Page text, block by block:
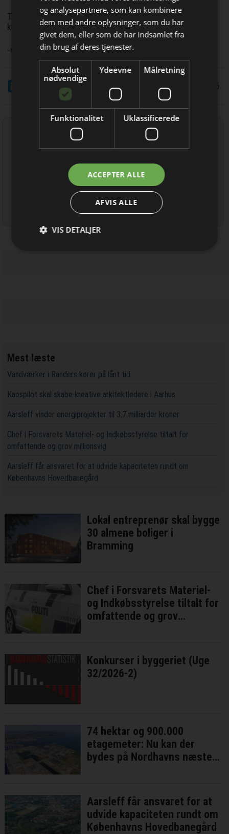
Bliv opdateret hver dag
Få de vigtigste nyheder om
byggebranchen
direkte i din indbakke
Jeg modtager allerede
nyhedsbrevet
Transaktionen er betinget af godkendelse fra relevante
konkurrencemyndigheder.
-dc
LinkedIn
Del 8/7 2026
Tilmeld nyhedsbrev
Indtast din e-mail-adresse herunder.
Læs mere om udsendelsestidspunkter og afmelding her
Mest læste
Vandværker i Randers kører på lånt tid
Kaospilot skal skabe kreative arkitektledere i Aarhus
Aarsleff vinder energiprojekter til 3,7 milliarder kroner
Chef i Forsvarets Materiel- og Indkøbsstyrelse tiltalt for
omfattende og grov millionsvig
Aarsleff får ansvaret for at udvide kapaciteten rundt om
Københavns Hovedbanegård
Lokal entreprenør skal bygge
30 almene boliger i
Bramming
Chef i Forsvarets Materiel-
og Indkøbsstyrelse tiltalt for
omfattende og grov
Konkurser i byggeriet (Uge
32/2026-2)
74 hektar og 900.000
etagemeter: Nu kan der
bydes på Nordhavns næste
Aarsleff får ansvaret for at
udvide kapaciteten rundt om
Københavns Hovedbanegård
og analysepartnere, som kan kombinere
dem med andre oplysninger, som du har
givet dem, eller som de har indsamlet fra
din brug af deres tjenester.
Absolut
nødvendige
Ydeevne Målretning
Funktionalitet Uklassificerede
ACCEPTER ALLE
AFVIS ALLE
VIS DETALJER